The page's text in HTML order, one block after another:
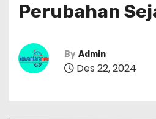
Perubahan
By Admin
Des 22, 2024